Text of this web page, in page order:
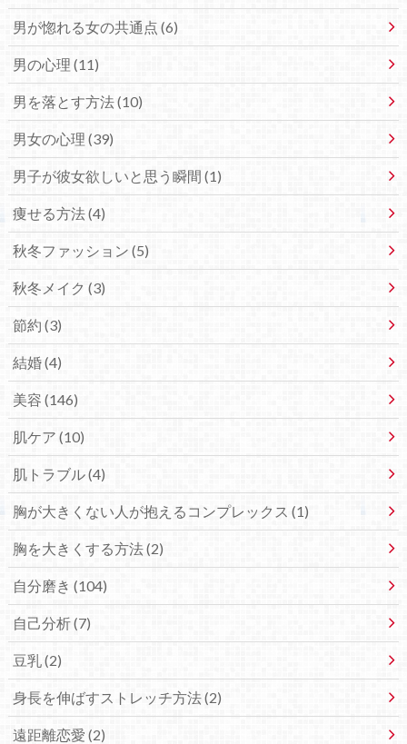
男が惚れる女の共通点 (6)
男の心理 (11)
男を落とす方法 (10)
男女の心理 (39)
男子が彼女欲しいと思う瞬間 (1)
痩せる方法 (4)
秋冬ファッション (5)
秋冬メイク (3)
節約 (3)
結婚 (4)
美容 (146)
肌ケア (10)
肌トラブル (4)
胸が大きくない人が抱えるコンプレックス (1)
胸を大きくする方法 (2)
自分磨き (104)
自己分析 (7)
豆乳 (2)
身長を伸ばすストレッチ方法 (2)
遠距離恋愛 (2)